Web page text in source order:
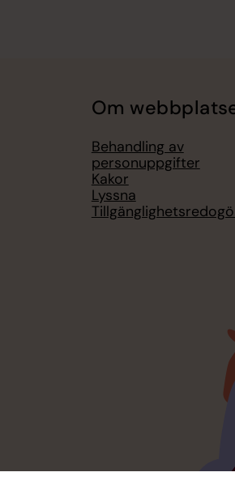
Om
Behandling av
personuppgifter
Kakor
Lyssna